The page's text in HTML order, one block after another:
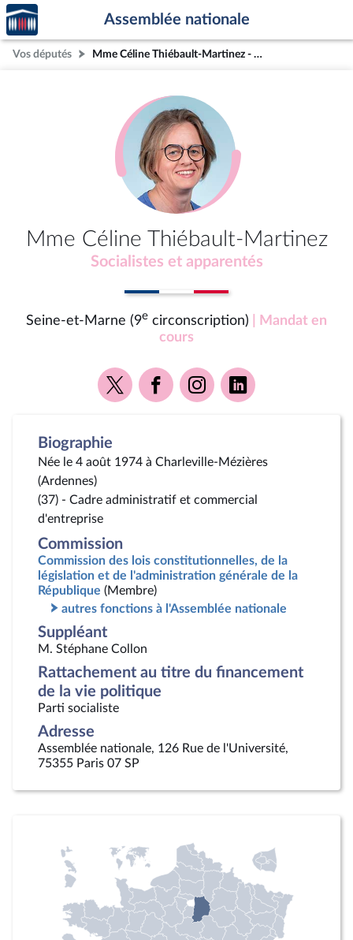
Aller au contenu
Aller en bas de la page
Accèder
à la
page
d'accueil
Assemblée nationale
Vos députés Mme Céline Thiébault-Martinez - Seine-et-Marne (9e circonscription)
Mme Céline Thiébault-Martinez
Socialistes et apparentés
Seine-et-Marne (9e circonscription)
| Mandat en
cours
Voir
la
Voir
la
Voir
la
Voir
la
Biographie
Née le 4 août 1974 à Charleville-Mézières
(Ardennes)
(37) - Cadre administratif et commercial
d'entreprise
Commission
Commission des lois constitutionnelles, de la
législation et de l'administration générale de la
République (Membre)
autres fonctions à l'Assemblée nationale
Suppléant
M. Stéphane Collon
Rattachement au titre du financement
de la vie politique
Parti socialiste
Adresse
Assemblée nationale, 126 Rue de l'Université,
75355 Paris 07 SP